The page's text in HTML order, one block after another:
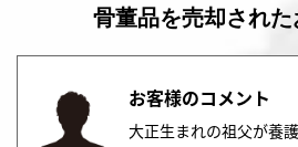
骨董品を売却され
お客様のコメント
大正生まれの祖父が養